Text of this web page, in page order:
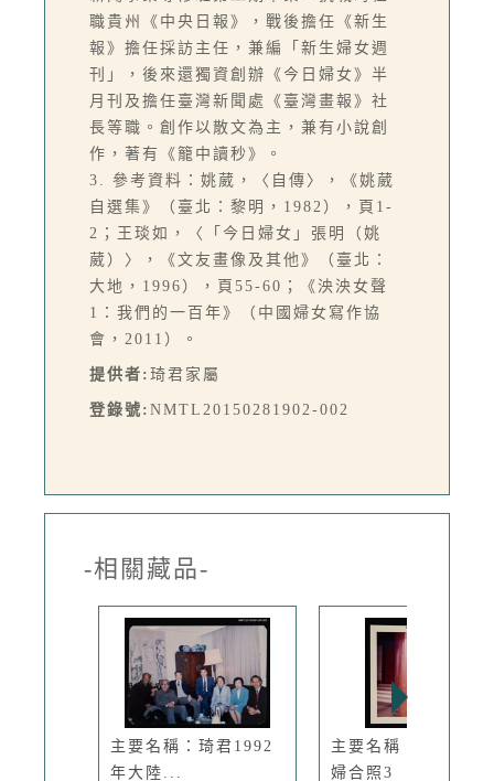
職貴州《中央日報》，戰後擔任《新生
報》擔任採訪主任，兼編「新生婦女週
刊」，後來還獨資創辦《今日婦女》半
月刊及擔任臺灣新聞處《臺灣畫報》社
長等職。創作以散文為主，兼有小說創
作，著有《籠中讀秒》。
3. 參考資料：姚葳，〈自傳〉，《姚葳
自選集》（臺北：黎明，1982），頁1-
2；王琰如，〈「今日婦女」張明（姚
葳）〉，《文友畫像及其他》（臺北：
大地，1996），頁55-60；《泱泱女聲
1：我們的一百年》（中國婦女寫作協
會，2011）。
提供者: 琦君家屬
登錄號: NMTL20150281902-002
-相關藏品-
主要名稱：琦君1992
年大陸...
主要名稱：糜文開夫
婦合照3